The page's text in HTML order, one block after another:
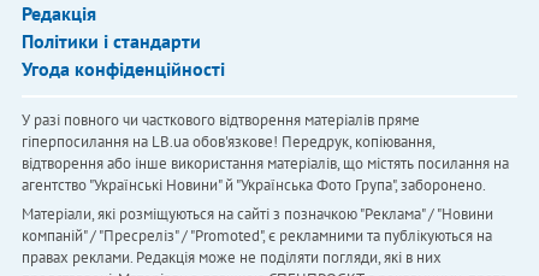
Редакція
Політики і стандарти
Угода конфіденційності
У разі повного чи часткового відтворення матеріалів пряме
гіперпосилання на LB.ua обов'язкове! Передрук, копіювання,
відтворення або інше використання матеріалів, що містять посилання на
агентство "Українськi Новини" й "Українська Фото Група", заборонено.
Матеріали, які розміщуються на сайті з позначкою "Реклама" / "Новини
компаній" / "Пресреліз" / "Promoted", є рекламними та публікуються на
правах реклами. Редакція може не поділяти погляди, які в них